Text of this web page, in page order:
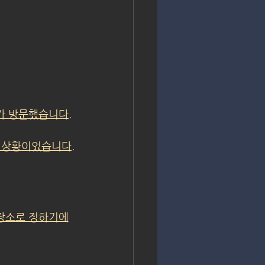
방문했습니다.
황이었습니다.
로 정하기에